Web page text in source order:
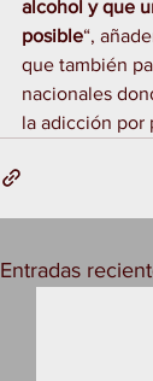
alcohol y que
posible“,
que también
nacionales
la adicción por
Entradas